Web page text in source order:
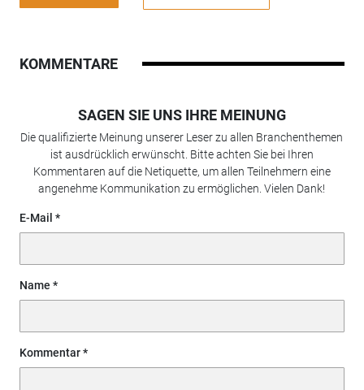
KOMMENTARE
SAGEN SIE UNS IHRE MEINUNG
Die qualifizierte Meinung unserer Leser zu allen Branchenthemen
ist ausdrücklich erwünscht. Bitte achten Sie bei Ihren
Kommentaren auf die Netiquette, um allen Teilnehmern eine
angenehme Kommunikation zu ermöglichen. Vielen Dank!
E-Mail
Name
Kommentar